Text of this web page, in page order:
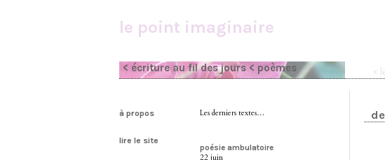
le point imaginaire
< écriture au fil des jours < poèmes <
à propos
lire le site
Les derniers textes…
poésie ambulatoire
22 juin